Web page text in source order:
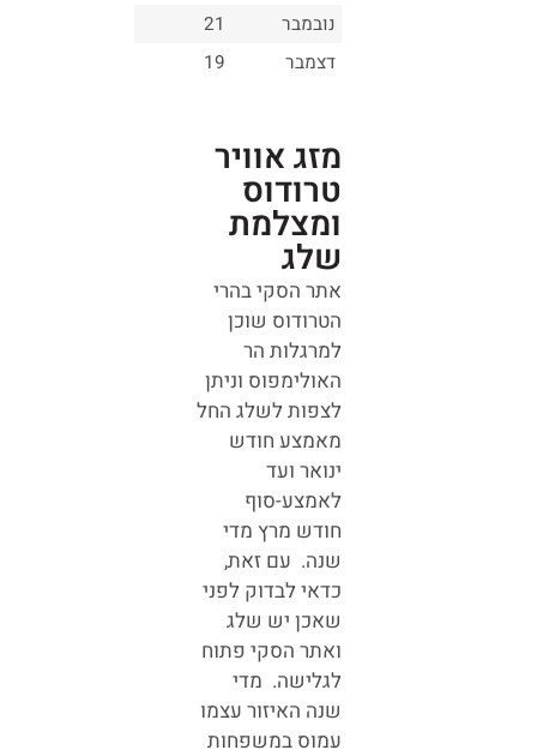
נובמבר
21
דצמבר
19
מזג אוויר
טרודוס
ומצלמת
שלג
אתר הסקי בהרי
הטרודוס שוכן
למרגלות הר
האולימפוס וניתן
לצפות לשלג החל
מאמצע חודש
ינואר ועד
לאמצע-סוף
חודש מרץ מדי
שנה. עם זאת,
כדאי לבדוק לפני
שאכן יש שלג
ואתר הסקי פתוח
לגלישה. מדי
שנה האיזור עצמו
עמוס במשפחות